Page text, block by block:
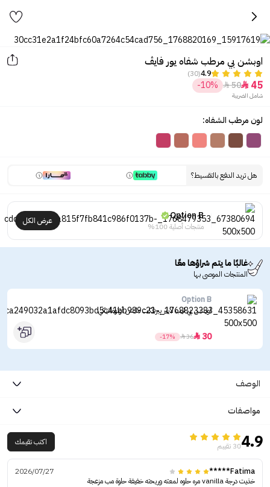
اوبشن بي مرطب شفاه يور فايڤ
4.9
(30)
45

50

-10%
شامل الضريبة
لون مرطب الشفاه:
هل تريد الدفع بالتقسيط؟
Option B
منتجات أصلية 100%
عرض الكل
غالبًا ما يتم شراؤها معًا
المنتجات الموصى بها
Option B
اوبشن بي ليب لاينر بيرفكت ماتش أوتوماتيكي
30

36

-17%
الوصف
مواصفات
4.930 تقييم اكتب تقيمك
Fatima*****
2026/07/27
خذيت درجة vanilla مره حلوه لمعته وريحته خفيفة حلوة مب مزعجة